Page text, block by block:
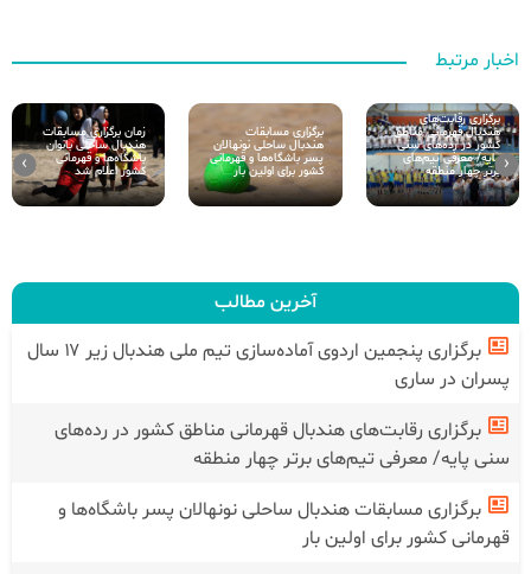
اخبار مرتبط
برگزاری رقابت‌های
هندبال قهرمانی مناطق
کشور در رده‌های سنی
پایه/ معرفی تیم‌های
برتر چهار منطقه
برگزاری مسابقات
هندبال ساحلی نونهالان
پسر باشگاه‌ها و قهرمانی
کشور برای اولین بار
زمان برگزاری مسابقات
هندبال ساحلی بانوان
باشگاه‌ها و قهرمانی
کشور اعلام شد
‹
›
آخرین مطالب
برگزاری پنجمین اردوی آماده‌سازی تیم ملی هندبال زیر ۱۷ سال
پسران در ساری
برگزاری رقابت‌های هندبال قهرمانی مناطق کشور در رده‌های
سنی پایه/ معرفی تیم‌های برتر چهار منطقه
برگزاری مسابقات هندبال ساحلی نونهالان پسر باشگاه‌ها و
قهرمانی کشور برای اولین بار